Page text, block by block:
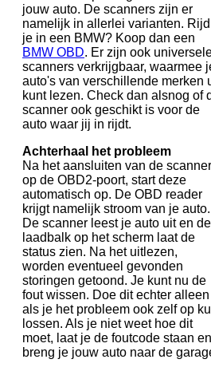
jouw auto. De scanners zijn er
namelijk in allerlei varianten. Rijd
je in een BMW? Koop dan een
BMW OBD. Er zijn ook
scanners verkrijgbaar, waarmee
auto's van verschillende merken
kunt lezen. Check dan alsnog of
scanner ook geschikt is voor de
auto waar jij in rijdt.
Achterhaal het probleem
Na het aansluiten van de scanner
op de OBD2-poort, start deze
automatisch op. De OBD reader
krijgt namelijk stroom van je auto.
De scanner leest je auto uit en de
laadbalk op het scherm laat de
status zien. Na het uitlezen,
worden eventueel gevonden
storingen getoond. Je kunt nu de
fout wissen. Doe dit echter alleen
als je het probleem ook zelf op
lossen. Als je niet weet hoe dit
moet, laat je de foutcode staan en
breng je jouw auto naar de